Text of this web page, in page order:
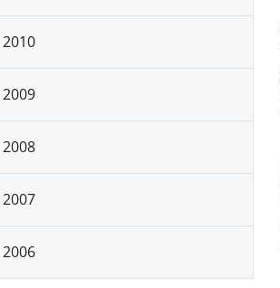
2010
2009
2008
2007
2006